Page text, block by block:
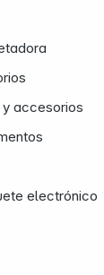
accesorios
electrónico